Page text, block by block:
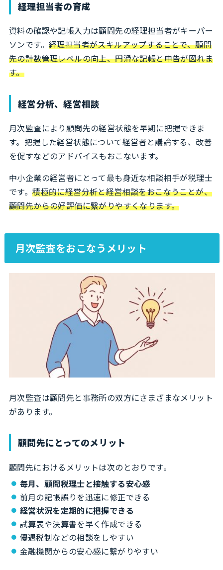
経理担当者の育成
資料の確認や記帳入力は顧問先の経理担当者がキーパー
ソンです。 経理担当者がスキルアップすることで、顧問
先の計数管理レベルの向上、円滑な記帳と申告が図れま
す。
経営分析、経営相談
月次監査により顧問先の経営状態を早期に把握できま
す。把握した経営状態について経営者と議論する、改善
を促すなどのアドバイスもおこないます。
中小企業の経営者にとって最も身近な相談相手が税理士
です。積極的に経営分析と経営相談をおこなうことが、
顧問先からの好評価に繋がりやすくなります。
月次監査をおこなうメリット
月次監査は顧問先と事務所の双方にさまざまなメリット
があります。
顧問先にとってのメリット
顧問先におけるメリットは次のとおりです。
毎月、顧問税理士と接触する安心感
前月の記帳誤りを迅速に修正できる
経営状況を定期的に把握できる
試算表や決算書を早く作成できる
優遇税制などの相談をしやすい
金融機関からの安心感に繋がりやすい